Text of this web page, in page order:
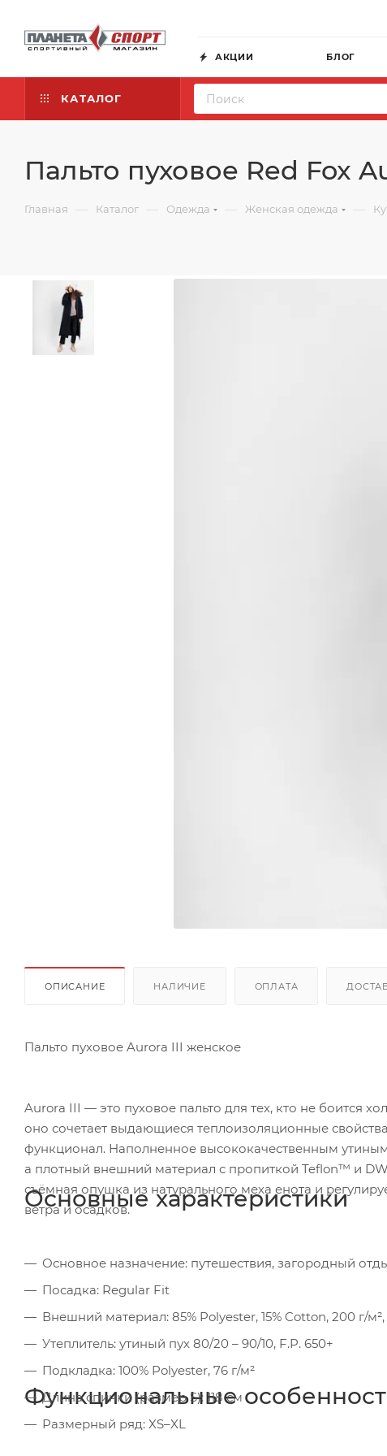
АКЦИИ БЛОГ
КАТАЛОГ
Пальто пуховое Red Fox
Главная — Каталог — Одежда — Женская одежда —
ОПИСАНИЕ НАЛИЧИЕ ОПЛАТА
Пальто пуховое Aurora III женское
Aurora III — это пуховое пальто для тех, кто не боится
оно сочетает выдающиеся теплоизоляционные
функционал. Наполненное высококачественным
а плотный внешний материал с пропиткой Teflon™ и
съёмная опушка из натурального меха енота и
ветра и осадков.
Основные характеристики
Основное назначение: путешествия, загородный
Посадка: Regular Fit
Внешний материал: 85% Polyester, 15% Cotton, 200 г/
Утеплитель: утиный пух 80/20 – 90/10, F.P. 650+
Подкладка: 100% Polyester, 76 г/м²
Длина спинки (размер S): 118 см
Размерный ряд: XS–XL
Функциональные